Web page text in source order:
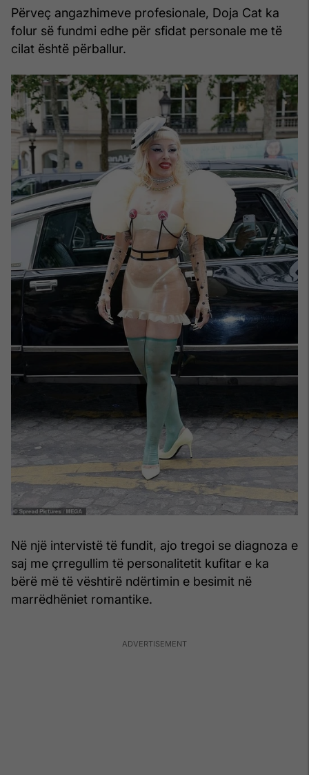
Përveç angazhimeve profesionale, Doja Cat ka
folur së fundmi edhe për sfidat personale me të
cilat është përballur.
Në një intervistë të fundit, ajo tregoi se diagnoza e
saj me çrregullim të personalitetit kufitar e ka
bërë më të vështirë ndërtimin e besimit në
marrëdhëniet romantike.